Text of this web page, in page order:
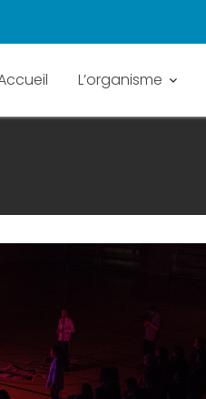
L’organisme